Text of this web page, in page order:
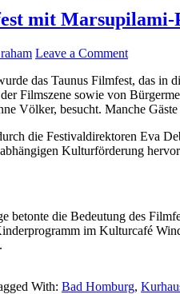
mit
Leave a Comment
das Taunus Filmfest, das in
Filmszene sowie von
Völker, besucht. Manche
die Festivaldirektoren Eva
Kulturförderung hervor
betonte die Bedeutung des
im Kulturcafé
With: Bad Homburg,